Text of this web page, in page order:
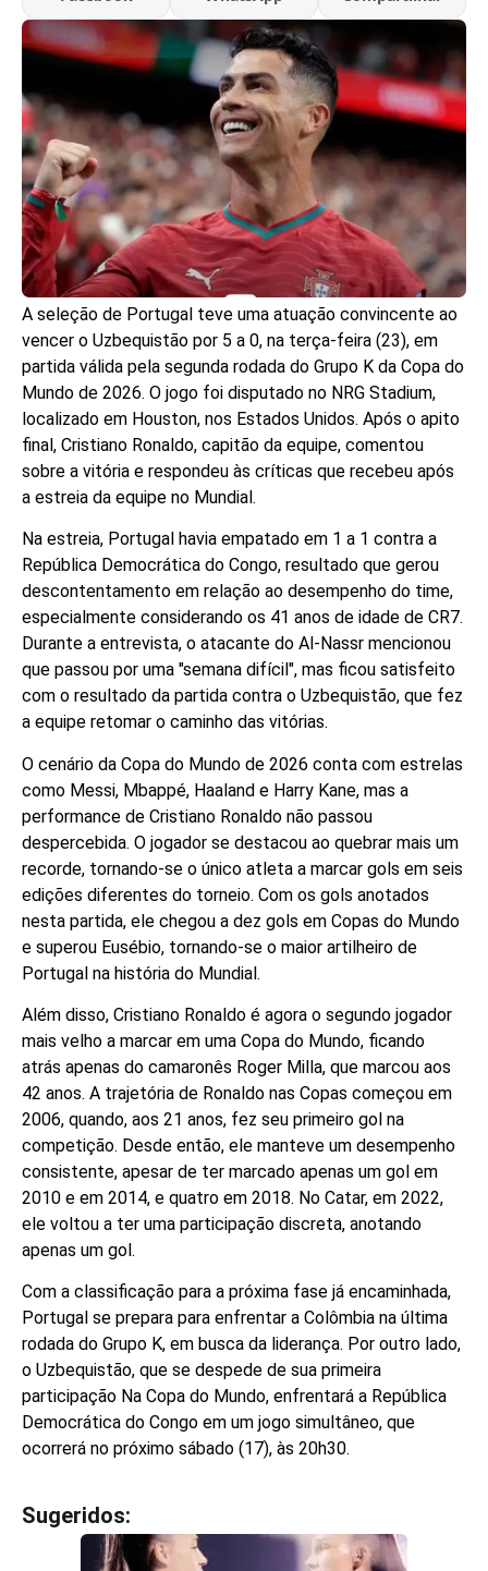
A seleção de Portugal teve uma atuação convincente ao
vencer o Uzbequistão por 5 a 0, na terça-feira (23), em
partida válida pela segunda rodada do Grupo K da Copa do
Mundo de 2026. O jogo foi disputado no NRG Stadium,
localizado em Houston, nos Estados Unidos. Após o apito
final, Cristiano Ronaldo, capitão da equipe, comentou
sobre a vitória e respondeu às críticas que recebeu após
a estreia da equipe no Mundial.
Na estreia, Portugal havia empatado em 1 a 1 contra a
República Democrática do Congo, resultado que gerou
descontentamento em relação ao desempenho do time,
especialmente considerando os 41 anos de idade de CR7.
Durante a entrevista, o atacante do Al-Nassr mencionou
que passou por uma "semana difícil", mas ficou satisfeito
com o resultado da partida contra o Uzbequistão, que fez
a equipe retomar o caminho das vitórias.
O cenário da Copa do Mundo de 2026 conta com estrelas
como Messi, Mbappé, Haaland e Harry Kane, mas a
performance de Cristiano Ronaldo não passou
despercebida. O jogador se destacou ao quebrar mais um
recorde, tornando-se o único atleta a marcar gols em seis
edições diferentes do torneio. Com os gols anotados
nesta partida, ele chegou a dez gols em Copas do Mundo
e superou Eusébio, tornando-se o maior artilheiro de
Portugal na história do Mundial.
Além disso, Cristiano Ronaldo é agora o segundo jogador
mais velho a marcar em uma Copa do Mundo, ficando
atrás apenas do camaronês Roger Milla, que marcou aos
42 anos. A trajetória de Ronaldo nas Copas começou em
2006, quando, aos 21 anos, fez seu primeiro gol na
competição. Desde então, ele manteve um desempenho
consistente, apesar de ter marcado apenas um gol em
2010 e em 2014, e quatro em 2018. No Catar, em 2022,
ele voltou a ter uma participação discreta, anotando
apenas um gol.
Com a classificação para a próxima fase já encaminhada,
Portugal se prepara para enfrentar a Colômbia na última
rodada do Grupo K, em busca da liderança. Por outro lado,
o Uzbequistão, que se despede de sua primeira
participação Na Copa do Mundo, enfrentará a República
Democrática do Congo em um jogo simultâneo, que
ocorrerá no próximo sábado (17), às 20h30.
Sugeridos: